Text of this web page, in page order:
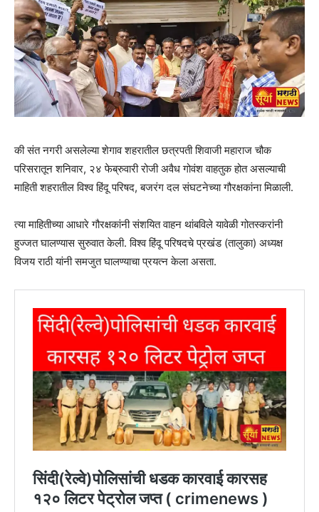
की संत नगरी असलेल्या शेगाव शहरातील छत्रपती शिवाजी महाराज चौक
परिसरातून शनिवार, २४ फेब्रुवारी रोजी अवैध गोवंश वाहतुक होत असल्याची
माहिती शहरातील विश्व हिंदू परिषद, बजरंग दल संघटनेच्या गौरक्षकांना मिळाली.
त्या माहितीच्या आधारे गौरक्षकांनी संशयित वाहन थांबविले यावेळी गोतस्करांनी
हुज्जत घालण्यास सुरुवात केली. विश्व हिंदू परिषदचे प्रखंड (तालुका) अध्यक्ष
विजय राठी यांनी समजुत घालण्याचा प्रयत्न केला असता.